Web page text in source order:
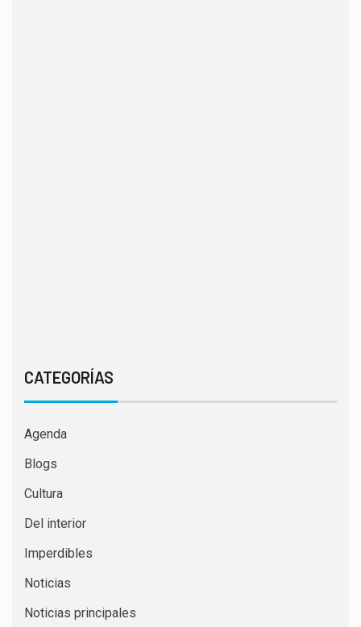
CATEGORÍAS
Agenda
Blogs
Cultura
Del interior
Imperdibles
Noticias
Noticias principales